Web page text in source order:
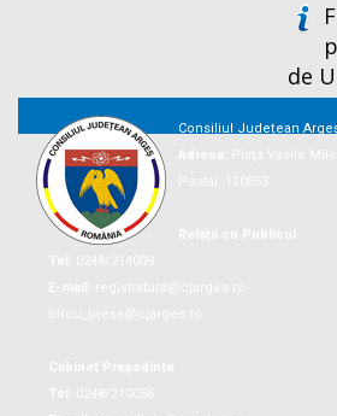
de
Consiliul Județean